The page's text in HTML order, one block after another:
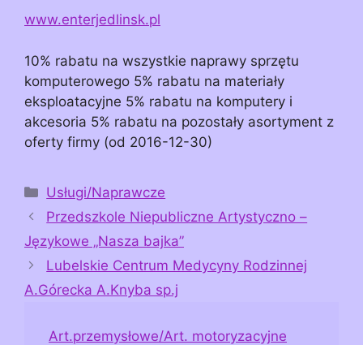
www.enterjedlinsk.pl
10% rabatu na wszystkie naprawy sprzętu
komputerowego 5% rabatu na materiały
eksploatacyjne 5% rabatu na komputery i
akcesoria 5% rabatu na pozostały asortyment z
oferty firmy (od 2016-12-30)
Kategorie
Usługi/Naprawcze
Przedszkole Niepubliczne Artystyczno –
Językowe „Nasza bajka”
Lubelskie Centrum Medycyny Rodzinnej
A.Górecka A.Knyba sp.j
Art.przemysłowe/Art. motoryzacyjne